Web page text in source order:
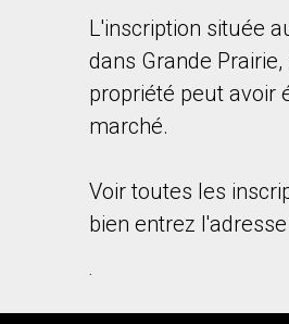
L'inscription située
dans Grande
propriété peut avoir
marché.
Voir toutes les
bien entrez
.